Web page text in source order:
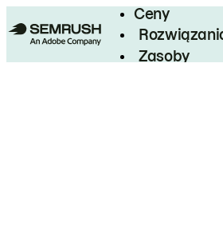
Ceny
Zasoby